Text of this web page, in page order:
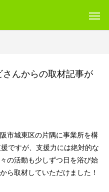
支援・ニコサービス城東センター
さんからの取材記事が
市城東区の片隅に事業所を構
ですが、支援力には絶対的な
の活動も少しずつ日を浴び始
ら取材していただけました！